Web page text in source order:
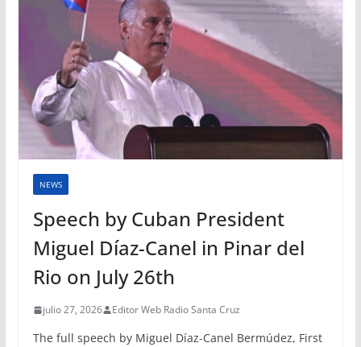
NEWS
Speech by Cuban President
Miguel Díaz-Canel in Pinar del
Rio on July 26th
julio 27, 2026 Editor Web Radio Santa Cruz
The full speech by Miguel Díaz-Canel Bermúdez, First